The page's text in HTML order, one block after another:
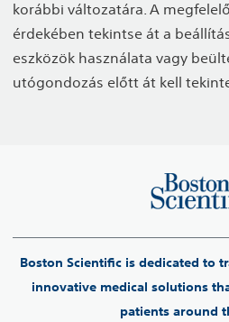
korábbi változatára. A
érdekében tekintse át a
eszközök használata vagy
utógondozás előtt át kell
Boston Scientific is dedicated to
innovative medical solutions
patients around